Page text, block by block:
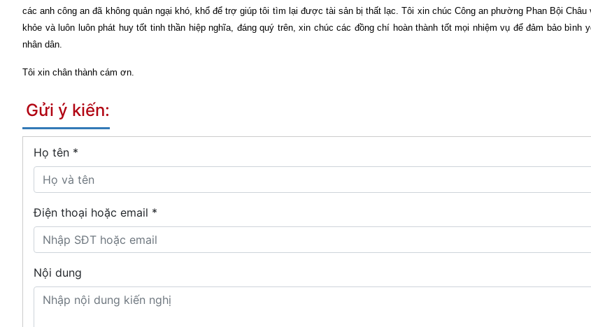
các anh công an đã không quản ngại khó, khổ để trợ giúp tôi tìm lại được tài sản bị thất lạc. Tôi xin chúc Công an phường Phan Bội
khỏe và luôn luôn phát huy tốt tinh thần hiệp nghĩa, đáng quý trên, xin chúc các đồng chí hoàn thành tốt mọi nhiệm vụ để đảm bảo bình
nhân dân.
Tôi xin chân thành cám ơn.
Gửi ý kiến:
Họ tên *
Điện thoại hoặc email *
Nội dung